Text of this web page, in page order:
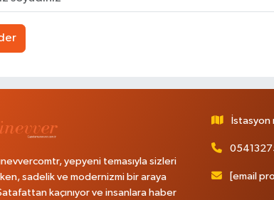
yepyeni temasıyla sizleri
sadelik ve modernizmi bir araya
kaçınıyor ve insanlara haber
İstasyon
[email